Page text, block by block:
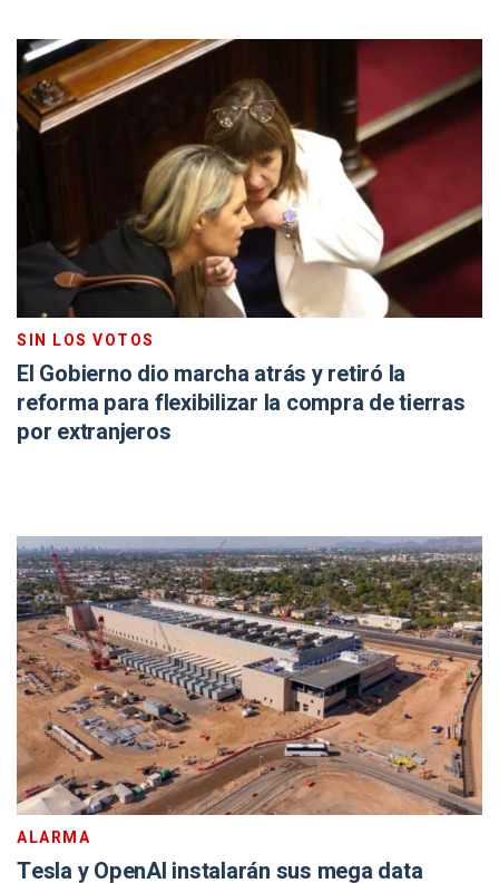
SIN LOS VOTOS
El Gobierno dio marcha atrás y retiró la
reforma para flexibilizar la compra de tierras
por extranjeros
ALARMA
Tesla y OpenAI instalarán sus mega data
centers en Vaca Muerta y hay alerta por el
impacto ambiental